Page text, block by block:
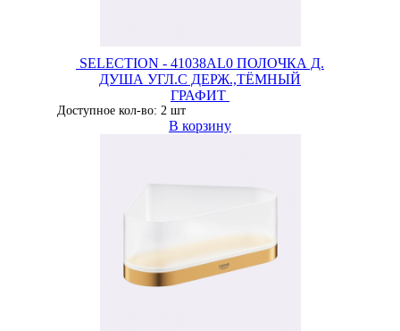
SELECTION - 41038AL0 ПОЛОЧКА Д.
ДУША УГЛ.С ДЕРЖ.,ТЁМНЫЙ
ГРАФИТ
Доступное кол-во: 2 шт
В корзину